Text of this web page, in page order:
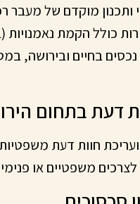
ותכנון מוקדם של
כולל הקמת נאמנויות
נכסים בחיים ובירושה,
חוות דעת
לצרכים משפטיים או